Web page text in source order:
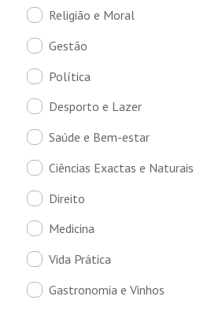
Religião e Moral
Gestão
Política
Desporto e Lazer
Saúde e Bem-estar
Ciências Exactas e Naturais
Direito
Medicina
Vida Prática
Gastronomia e Vinhos